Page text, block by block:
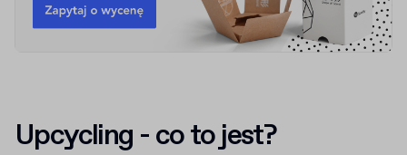
Upcycling - co to jest?